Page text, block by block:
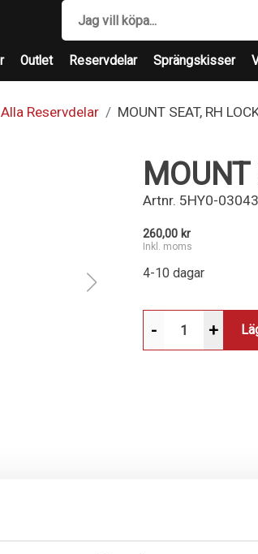
Outlet Reservdelar Sprängskisser
Reservdelar MOUNT SEAT, RH
Artnr. 5HY0-
260,00 kr
Inkl. moms
4-10 dagar
- +